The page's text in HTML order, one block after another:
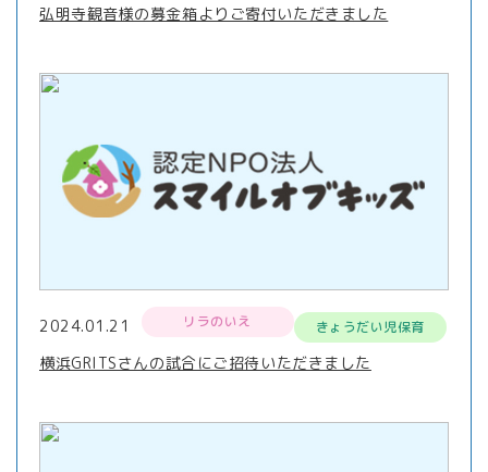
弘明寺観音様の募金箱よりご寄付いただきました
2024.01.21 リラのいえ きょうだい児保育
横浜GRITSさんの試合にご招待いただきました